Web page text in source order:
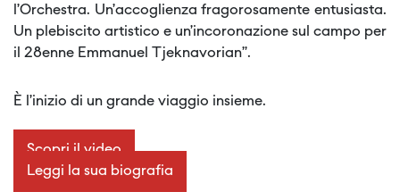
l’Orchestra. Un’accoglienza fragorosamente entusiasta.
Un plebiscito artistico e un’incoronazione sul campo per
il 28enne Emmanuel Tjeknavorian”.
È l’inizio di un grande viaggio insieme.
Scopri il video
Leggi la sua biografia